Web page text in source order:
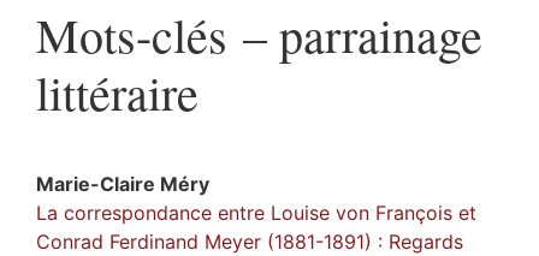
Mots-clés – parrainage
littéraire
Marie-Claire Méry
La correspondance entre Louise von François et
Conrad Ferdinand Meyer (1881-1891) : Regards